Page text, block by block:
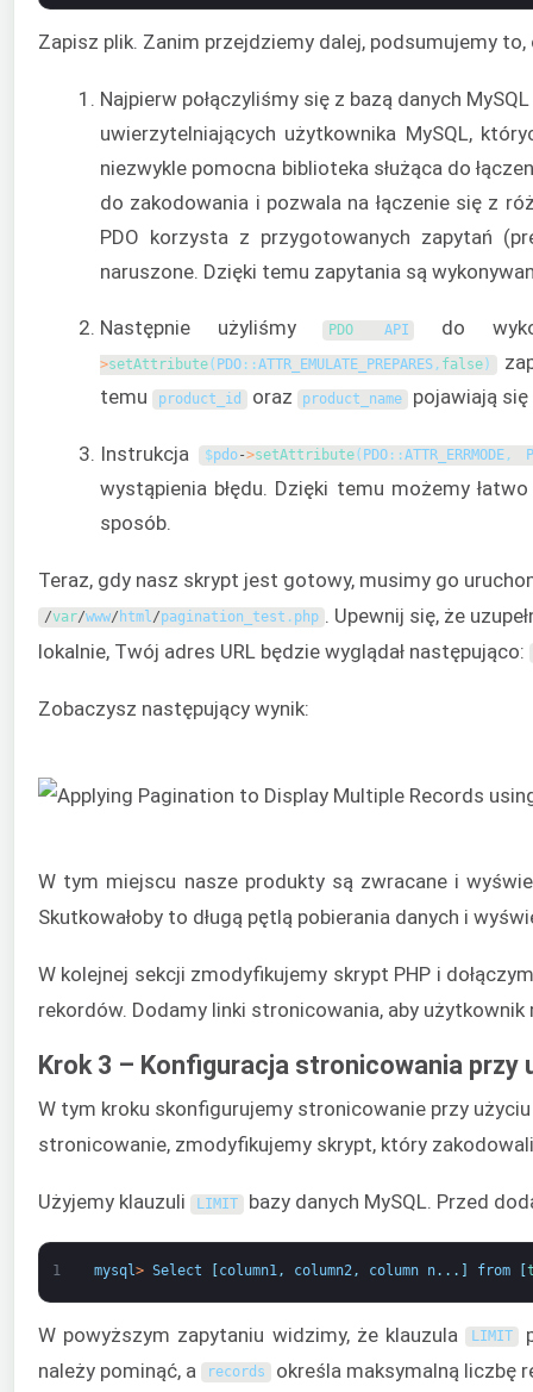
Zapisz plik. Zanim przejdziemy dalej, podsumujemy
Najpierw połączyliśmy się z bazą danych
uwierzytelniających użytkownika MySQL,
niezwykle pomocna biblioteka służąca do
do zakodowania i pozwala na łączenie się z
PDO korzysta z przygotowanych zapytań
naruszone. Dzięki temu zapytania są
Następnie użyliśmy PDO API do
>setAttribute( PDO : :ATTR_EMULATE_PREPARES , false)
temu
product_id oraz product_name pojawiają
Instrukcja $pdo->setAttribute( PDO : :ATTR_ERRMODE ,
wystąpienia błędu. Dzięki temu możemy
sposób.
Teraz, gdy nasz skrypt jest gotowy, musimy go
/var/www/html/pagination_test . php . Upewnij się, że
lokalnie, Twój adres URL będzie wyglądał następująco:
Zobaczysz następujący wynik:
W tym miejscu nasze produkty są zwracane i
Skutkowałoby to długą pętlą pobierania danych i
W kolejnej sekcji zmodyfikujemy skrypt PHP i
rekordów. Dodamy linki stronicowania, aby
Krok 3 – Konfiguracja stronicowania przy
W tym kroku skonfigurujemy stronicowanie przy
stronicowanie, zmodyfikujemy skrypt, który
Użyjemy klauzuli LIMIT bazy danych MySQL. Przed
1 mysql > Select [column1 , column2 , column n. . . ] from [
W powyższym zapytaniu widzimy, że klauzula LIMIT
należy pominąć, a
records określa maksymalną liczbę